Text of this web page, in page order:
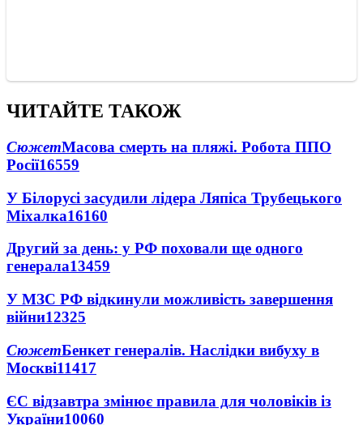
ЧИТАЙТЕ ТАКОЖ
СюжетМасова смерть на пляжі. Робота ППО
Росії16559
У Білорусі засудили лідера Ляпіса Трубецького
Міхалка16160
Другий за день: у РФ поховали ще одного
генерала13459
У МЗС РФ відкинули можливість завершення
війни12325
СюжетБенкет генералів. Наслідки вибуху в
Москві11417
ЄС відзавтра змінює правила для чоловіків із
України10060